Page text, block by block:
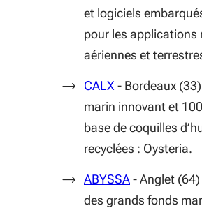
et logiciels
pour les applications
aériennes et
CALX (S'ouvre dans
- Bordeaux
marin innovant et
base de coquilles
recyclées : Oysteria.
ABYSSA(S'ouvre
- Anglet
des grands fonds